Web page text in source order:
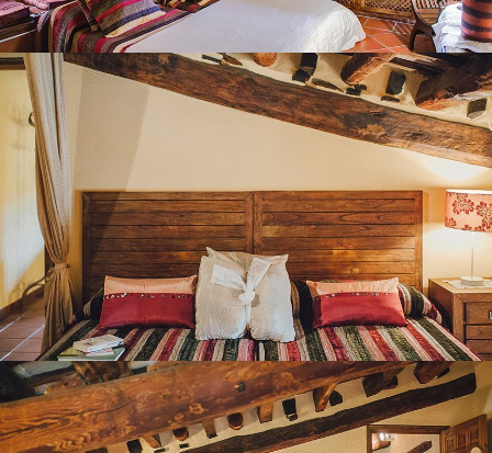
BEDROOM 8
BEDROOM 9